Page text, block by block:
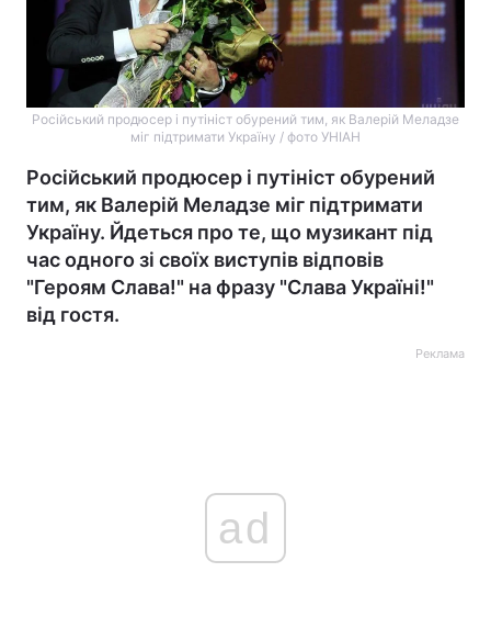
Російський продюсер і путініст обурений тим, як Валерій Меладзе
міг підтримати Україну / фото УНІАН
Російський продюсер і путініст обурений
тим, як Валерій Меладзе міг підтримати
Україну. Йдеться про те, що музикант під
час одного зі своїх виступів відповів
"Героям Слава!" на фразу "Слава Україні!"
від гостя.
Реклама
ad